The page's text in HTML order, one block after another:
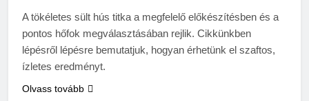
A tökéletes sült hús titka a megfelelő előkészítésben és a
pontos hőfok megválasztásában rejlik. Cikkünkben
lépésről lépésre bemutatjuk, hogyan érhetünk el szaftos,
ízletes eredményt.
Olvass tovább